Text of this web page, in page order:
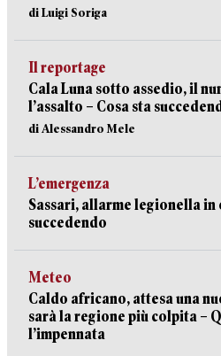
di Luigi Soriga
Il reportage
Cala Luna sotto assedio, il
l’assalto – Cosa sta
di Alessandro Mele
L’emergenza
Sassari, allarme legionella in
succedendo
Meteo
Caldo africano, attesa una
sarà la regione più colpita –
l’impennata